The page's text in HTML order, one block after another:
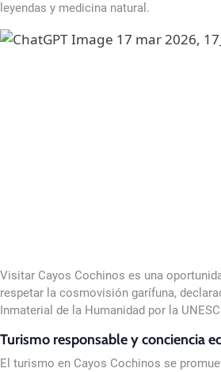
leyendas y medicina natural.
Visitar Cayos Cochinos es una
respetar la cosmovisión garífuna,
Inmaterial de la Humanidad por la
Turismo responsable y conciencia
El turismo en Cayos Cochinos se